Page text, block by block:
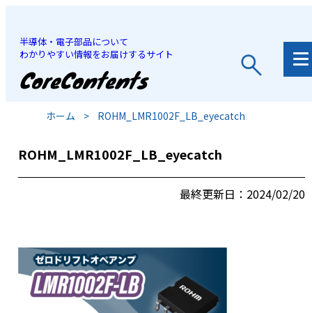
半導体・電子部品について
わかりやすい情報をお届けするサイト
JP
ホーム > ROHM_LMR1002F_LB_eyecatch
ROHM_LMR1002F_LB_eyecatch
最終更新日：2024/02/20